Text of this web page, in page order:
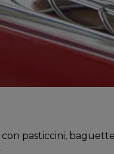
pasticcini,